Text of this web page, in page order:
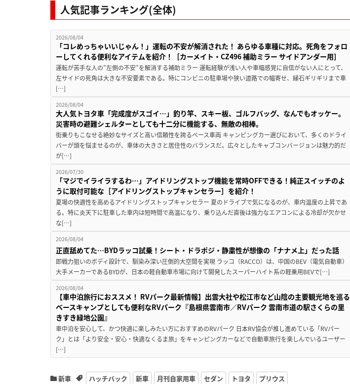
人気記事ランキング(全体)
2026/08/04
「コレめっちゃいいじゃん！」運転の不安が解消された！ あらゆる車種に対応。死角をフォロ
ーしてくれる便利なアイテムを紹介！［カーメイト・CZ496 補助ミラー サイドアンダー用］
運転が苦手な人の”左側の不安”を解消する補助ミラー 運転経験が浅い人や車幅感覚に自信がない人にとって、
左サイドの死角は大きな不安要素である。特にコンビニの駐車場や狭い道路での幅寄せ、縁石ギリギリまで車
[…]
2026/08/04
大人気トヨタ車「完成度がスゴイ…」釣り竿、スキー板、ゴルフバッグ、なんでもオッケー。
災害時の避難シェルターとしても十二分に機能する、無敵の相棒。
街乗りもこなせる絶妙なサイズと高い信頼性を誇るベース車両 キャンピングカー選びにおいて、多くのドライ
バーが頭を悩ませるのが、車体の大きさと居住性のバランスだ。広々としたキャブコンバージョンは魅力的だ
が[…]
2026/07/30
「マジでイライラするわ…」アイドリングストップ機能を常時OFFできる！純正スイッチのよ
うに取付可能な［アイドリングストップキャンセラー］を紹介！
夏場の快適性を高めるアイドリングストップキャンセラー 夏のドライブで気になるのが、車内温度の上昇であ
る。特に炎天下に駐車した車内は短時間で高温になり、乗り込んだ直後は強力なエアコンによる冷却が欠かせ
な[…]
2026/08/04
正直舐めてた…BYDラッコ試乗！シート・ドラポジ・静粛性が想像の「ナナメ上」だった話
即戦力狙いのボディ設計で、馴染み深い圧倒的大空間を実現 ラッコ（RACCO）は、中国のBEV（電気自動車）
大手メーカーであるBYDが、日本の軽自動車市場に向けて開発したスーパーハイト系の軽乗用BEVで[…]
2026/08/04
【車中泊旅行におススメ！ RVパーク最新情報】出雲大社や松江市など山陰の主要観光地を巡る
ベースキャンプとしても便利なRVパーク『島根県雲南市／RVパーク 雲南市道の駅さくらの里
きすき緑地公園』
車中泊を安心して、かつ快適に楽しみたい方におすすめのRVパーク 日本RV協会が推し進めている「RVパー
ク」とは「より安全・安心・快適なくるま旅」をキャンピングカーなどで自動車旅行を楽しんでいるユーザー
[…]
新車 ハッチバック 新車 月刊自家用車 セダン トヨタ プリウス